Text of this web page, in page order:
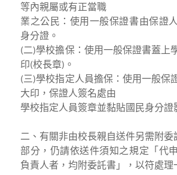
等內親屬或有正當職
業之公民：使用一般保證書由保證
身分證。
(二)學校擔保：使用一般保證書蓋上
印(校長章)。
(三)學校指定人員擔保：使用一般保
大印，保證人簽名處由
學校指定人員簽章並黏貼國民身分證
二、有關非由校長親自送件另需附委
部分，仍請依送件須知之規定「代
負責人者，均附委託書」，以符處理